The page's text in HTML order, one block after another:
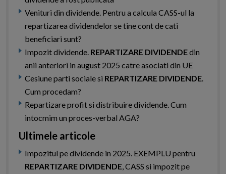
Venituri din dividende. Pentru a calcula CASS-ul la
repartizarea dividendelor se tine cont de cati
beneficiari sunt?
Impozit dividende. REPARTIZARE DIVIDENDEdin
anii anteriori in august 2025 catre asociati din UE
Cesiune parti sociale si REPARTIZARE DIVIDENDE.
Cum procedam?
Repartizare profit si distribuire dividende. Cum
intocmim un proces-verbal AGA?
Ultimele articole
Impozitul pe dividende in 2025. EXEMPLU pentru
REPARTIZARE DIVIDENDE, CASS si impozit pe